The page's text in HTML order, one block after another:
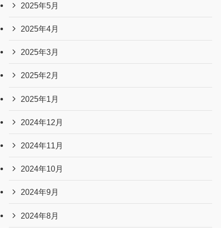
2025年5月
2025年4月
2025年3月
2025年2月
2025年1月
2024年12月
2024年11月
2024年10月
2024年9月
2024年8月